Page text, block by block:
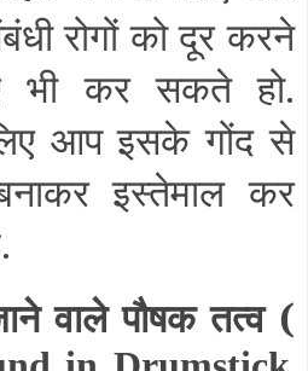
रोगों को दूर करने
भी कर सकते हो.
आप इसके गोंद से
इस्तेमाल कर
वाले पौषक तत्व (